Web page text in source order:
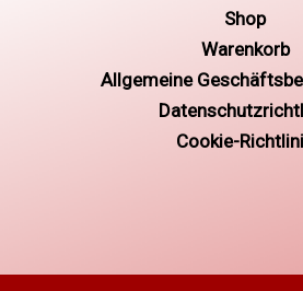
Shop
Warenkorb
Allgemeine
Cookie-